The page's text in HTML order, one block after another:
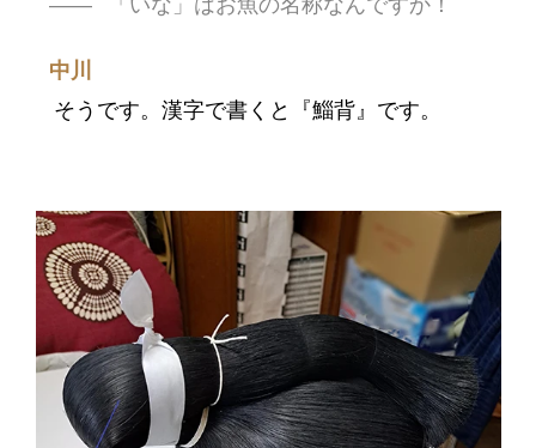
「いな」はお魚の名称なんですか！
中川
そうです。漢字で書くと『鯔背』です。